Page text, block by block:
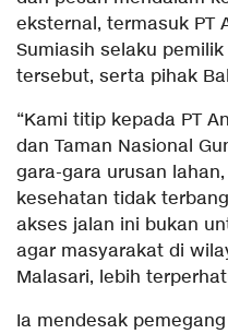
eksternal, termasuk PT
Sumiasih selaku
tersebut, serta pihak
“Kami titip kepada PT
dan Taman Nasional
gara-gara urusan
kesehatan tidak
akses jalan ini bukan
agar masyarakat di
Malasari, lebih
Ia mendesak